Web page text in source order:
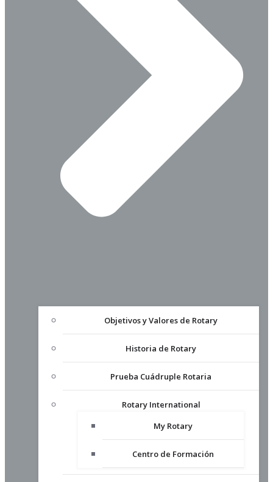
Objetivos y Valores de Rotary
Historia de Rotary
Prueba Cuádruple Rotaria
Rotary International
My Rotary
Centro de Formación